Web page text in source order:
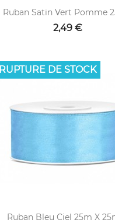
Ruban Satin Vert Pomme
2,49 €
Ruban Bleu Ciel 25m X
RUPTURE DE STOCK